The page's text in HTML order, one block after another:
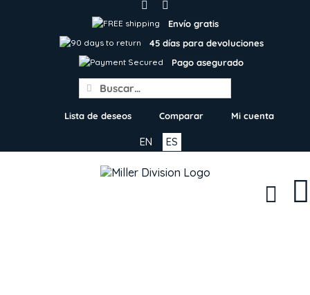
Envío gratis
45 días para devoluciones
Pago asegurado
Search
for:
Lista de deseos Comparar Mi cuenta
ES
EN